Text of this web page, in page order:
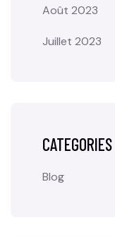
Août 2023
Juillet 2023
CATEGORIES
Blog